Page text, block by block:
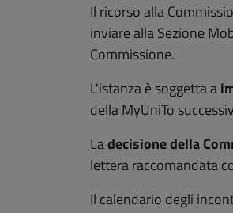
Il ricorsoalla
inviare alla Sezione
Commissione.
L'istanza è soggetta a
della MyUniTo
Ladecisione della
lettera raccomandata
Il calendario degli